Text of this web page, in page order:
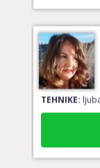
TEHNIKE: